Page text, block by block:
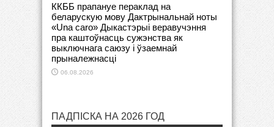
ККББ прапануе пераклад на
беларускую мову Дактрынальнай ноты
«Una caro» Дыкастэрыі веравучэння
пра каштоўнасць сужэнства як
выключнага саюзу і ўзаемнай
прыналежнасці
06.08.2026
ПАДПІСКА НА 2026 ГОД